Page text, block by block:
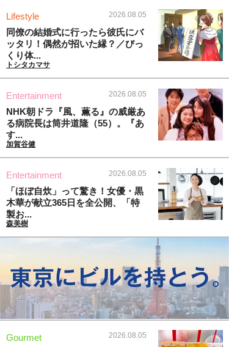
Lifestyle 2026.08.05
同僚の結婚式に行ったら彼氏にバ
ッタリ！偶然が招いた縁？／びっ
くり体...
トシタカマサ
Entertainment 2026.08.05
NHK朝ドラ『風、薫る』の威厳あ
る病院長は筒井道隆（55）。『あ
す...
加賀谷健
Entertainment 2026.08.05
「ほぼ自炊」って驚き！女優・黒
木華が献立365日を全公開、「特
製お...
森美樹
Gourmet 2026.08.05